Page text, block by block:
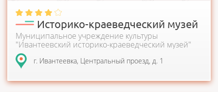
Историко-краеведческий музей
Муниципальное учреждение культуры
"Ивантеевский историко-краеведческий музей"
г. Ивантеевка, Центральный проезд, д. 1